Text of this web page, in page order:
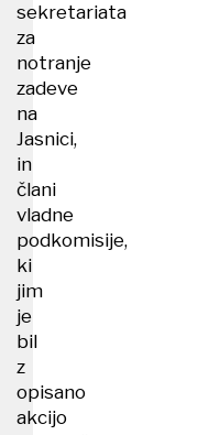
sekretariata
za
notranje
zadeve
na
Jasnici,
in
člani
vladne
podkomisije,
ki
jim
je
bil
z
opisano
akcijo